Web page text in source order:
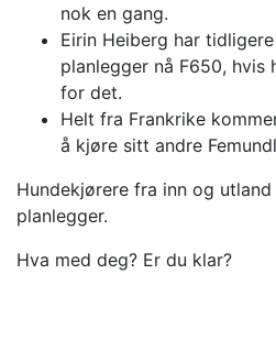
nok en gang.
Eirin Heiberg har
planlegger nå F650, hvis
for det.
Helt fra Frankrike
å kjøre sitt andre
Hundekjørere fra inn og
planlegger.
Hva med deg? Er du klar?